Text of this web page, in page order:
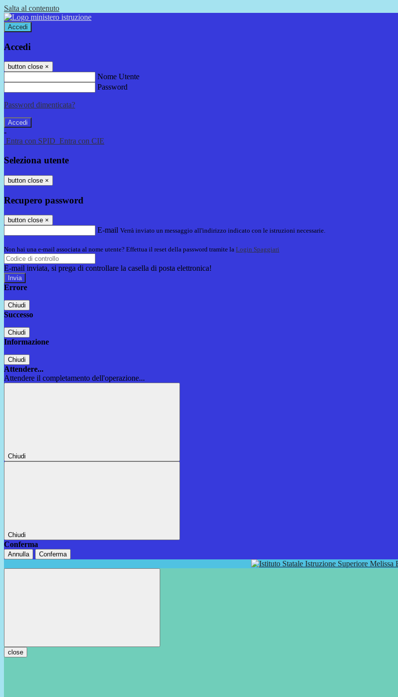
Salta al contenuto
Accedi
Accedi
button close ×
Nome Utente
Password
Password dimenticata?
-
Entra con SPID Entra con CIE
Seleziona utente
button close ×
Recupero password
button close ×
E-mail Verrà inviato un messaggio all'indirizzo indicato con le istruzioni necessarie.
Non hai una e-mail associata al nome utente? Effettua il reset della password tramite la Login Spaggiari
E-mail inviata, si prega di controllare la casella di posta elettronica!
Errore
Chiudi
Successo
Chiudi
Informazione
Chiudi
Attendere...
Attendere il completamento dell'operazione...
Chiudi
Chiudi
Conferma
Annulla Conferma
close